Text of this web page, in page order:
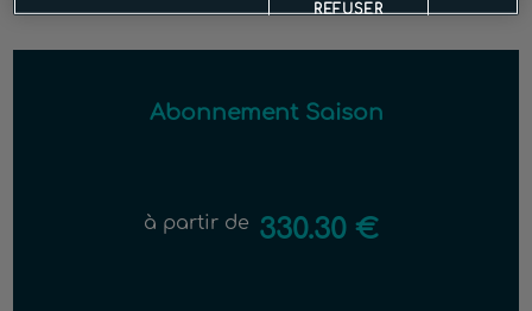
Abonnement Saison
à partir de 330.30 €
REFUSER